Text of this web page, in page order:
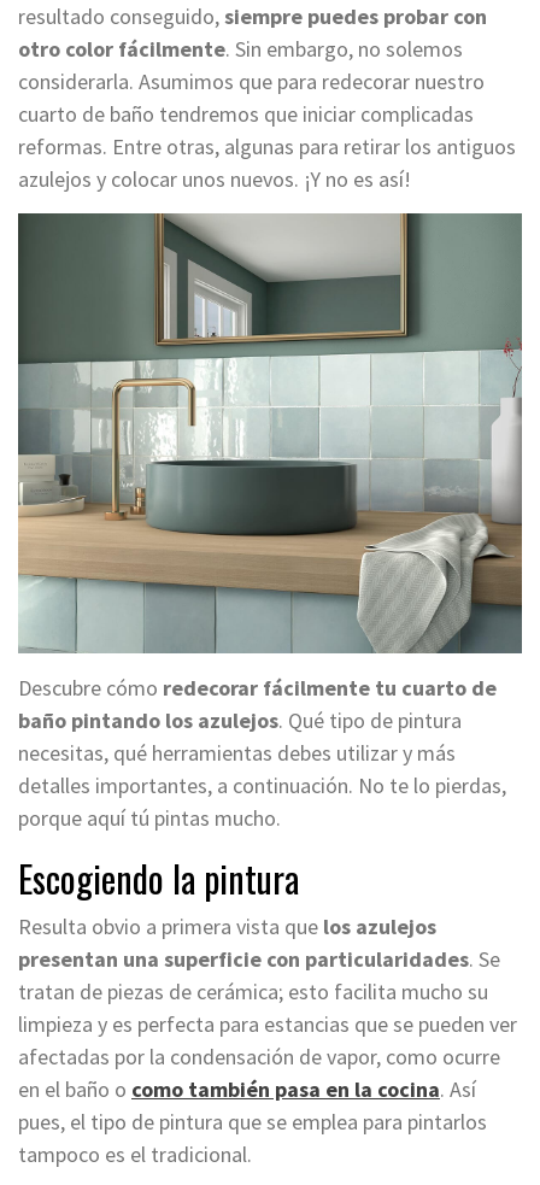
resultado conseguido,siempre puedes probar con
otro color fácilmente. Sin embargo, no solemos
considerarla. Asumimos que para redecorar nuestro
cuarto de baño tendremos que iniciar complicadas
reformas. Entre otras, algunas para retirar los antiguos
azulejos y colocar unos nuevos. ¡Y no es así!
Descubre cómo redecorar fácilmente tu cuarto de
baño pintando los azulejos. Qué tipo de pintura
necesitas, qué herramientas debes utilizar y más
detalles importantes, a continuación. No te lo pierdas,
porque aquí tú pintas mucho.
Escogiendo la pintura
Resulta obvio a primera vista que los azulejos
presentan una superficie con particularidades. Se
tratan de piezas de cerámica; esto facilita mucho su
limpieza y es perfecta para estancias que se pueden ver
afectadas por la condensación de vapor, como ocurre
en el baño o como también pasa en la cocina. Así
pues, el tipo de pintura que se emplea para pintarlos
tampoco es el tradicional.